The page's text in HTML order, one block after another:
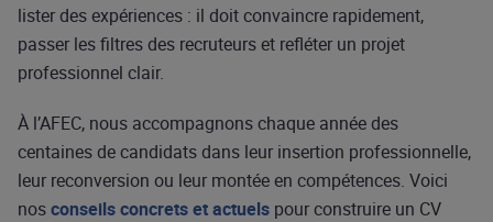
lister des expériences : il doit convaincre rapidement,
passer les filtres des recruteurs et refléter un projet
professionnel clair.
À l’AFEC, nous accompagnons chaque année des
centaines de candidats dans leur insertion professionnelle,
leur reconversion ou leur montée en compétences. Voici
nosconseils concrets et actuels pour construire un CV